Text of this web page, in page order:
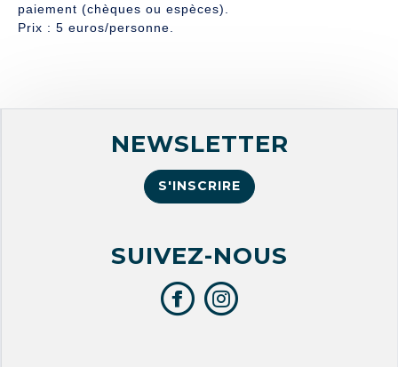
paiement (chèques ou espèces).
Prix : 5 euros/personne.
NEWSLETTER
S'INSCRIRE
SUIVEZ-NOUS